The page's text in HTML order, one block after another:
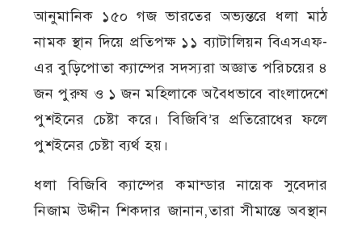
আনুমানিক ১৫০ গজ ভারতের অভ্যন্তরে ধলা মাঠ
নামক স্থান দিয়ে প্রতিপক্ষ ১১ ব্যাটালিয়ন বিএসএফ-
এর বুড়িপোতা ক্যাম্পের সদস্যরা অজ্ঞাত পরিচয়ের ৪
জন পুরুষ ও ১ জন মহিলাকে অবৈধভাবে বাংলাদেশে
পুশইনের চেষ্টা করে। বিজিবি’র প্রতিরোধের ফলে
পুশইনের চেষ্টা ব্যর্থ হয়।
ধলা বিজিবি ক্যাম্পের কমান্ডার নায়েক সুবেদার
নিজাম উদ্দীন শিকদার জানান,তারা সীমান্তে অবস্থান